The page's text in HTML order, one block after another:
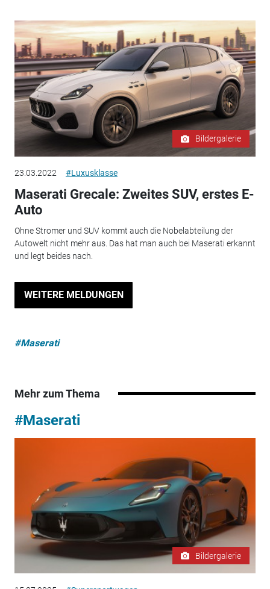
Bildergalerie
23.03.2022 #Luxusklasse
Maserati Grecale: Zweites SUV, erstes E-
Auto
Ohne Stromer und SUV kommt auch die Nobelabteilung der
Autowelt nicht mehr aus. Das hat man auch bei Maserati erkannt
und legt beides nach.
WEITERE MELDUNGEN
#Maserati
Mehr zum Thema
#Maserati
Bildergalerie